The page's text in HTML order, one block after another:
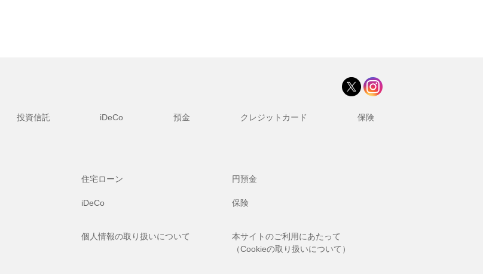
投資信託 iDeCo 預金 クレジットカード 保険
住宅ローン 円預金
iDeCo 保険
個人情報の取り扱いについて
本サイトのご利用にあたって
（Cookieの取り扱いについて）